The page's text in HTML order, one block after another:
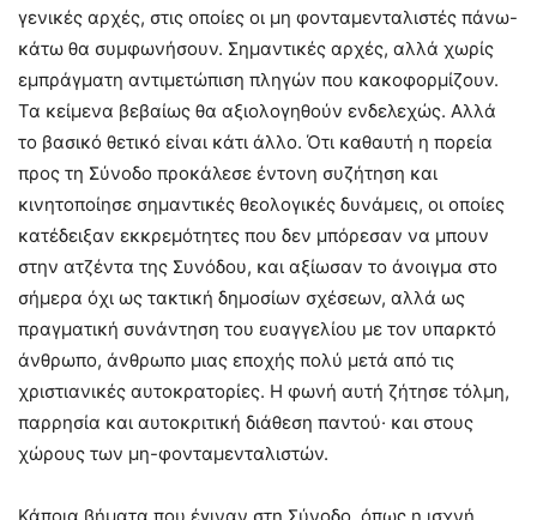
γενικές αρχές, στις οποίες οι μη φονταμενταλιστές πάνω-
κάτω θα συμφωνήσουν. Σημαντικές αρχές, αλλά χωρίς
εμπράγματη αντιμετώπιση πληγών που κακοφορμίζουν.
Τα κείμενα βεβαίως θα αξιολογηθούν ενδελεχώς. Αλλά
το βασικό θετικό είναι κάτι άλλο. Ότι καθαυτή η πορεία
προς τη Σύνοδο προκάλεσε έντονη συζήτηση και
κινητοποίησε σημαντικές θεολογικές δυνάμεις, οι οποίες
κατέδειξαν εκκρεμότητες που δεν μπόρεσαν να μπουν
στην ατζέντα της Συνόδου, και αξίωσαν το άνοιγμα στο
σήμερα όχι ως τακτική δημοσίων σχέσεων, αλλά ως
πραγματική συνάντηση του ευαγγελίου με τον υπαρκτό
άνθρωπο, άνθρωπο μιας εποχής πολύ μετά από τις
χριστιανικές αυτοκρατορίες. Η φωνή αυτή ζήτησε τόλμη,
παρρησία και αυτοκριτική διάθεση παντού· και στους
χώρους των μη-φονταμενταλιστών.